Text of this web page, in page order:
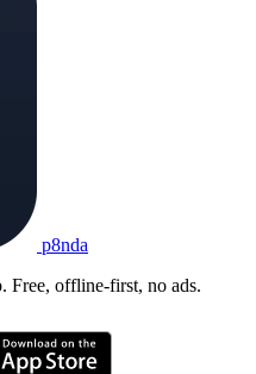
p8nda
Free, offline-first, no ads.